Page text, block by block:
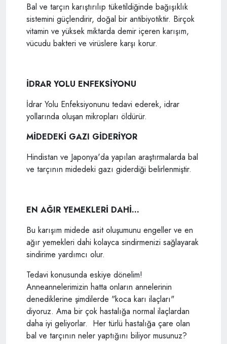
Bal ve tarçın karıştırılıp tüketildiğinde bağışıklık
sistemini güçlendirir, doğal bir antibiyotiktir. Birçok
vitamin ve yüksek miktarda demir içeren karışım,
vücudu bakteri ve virüslere karşı korur.
İDRAR YOLU ENFEKSİYONU
İdrar Yolu Enfeksiyonunu tedavi ederek, idrar
yollarında oluşan mikropları öldürür.
MİDEDEKİ GAZI GİDERİYOR
Hindistan ve Japonya'da yapılan araştırmalarda bal
ve tarçının midedeki gazı giderdiği belirlenmiştir.
EN AĞIR YEMEKLERİ DAHİ...
Bu karışım midede asit oluşumunu engeller ve en
ağır yemekleri dahi kolayca sindirmenizi sağlayarak
sindirime yardımcı olur.
Tedavi konusunda eskiye dönelim!
Anneannelerimizin hatta onların annelerinin
denediklerine şimdilerde "koca karı ilaçları"
diyoruz. Ama bir çok hastalığa normal ilaçlardan
daha iyi geliyorlar. Her türlü hastalığa çare olan
bal ve tarçının neler yaptığını biliyor musunuz?